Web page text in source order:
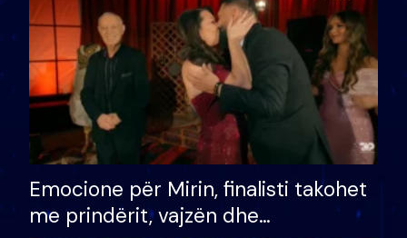
Emocione për Mirin, finalisti takohet
me prindërit, vajzën dhe